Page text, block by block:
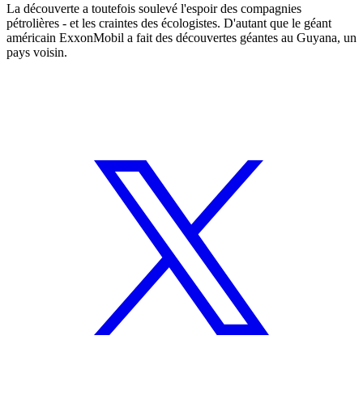
La découverte a toutefois soulevé l'espoir des compagnies
pétrolières - et les craintes des écologistes. D'autant que le géant
américain ExxonMobil a fait des découvertes géantes au Guyana, un
pays voisin.